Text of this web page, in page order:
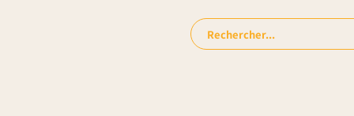
Rechercher: